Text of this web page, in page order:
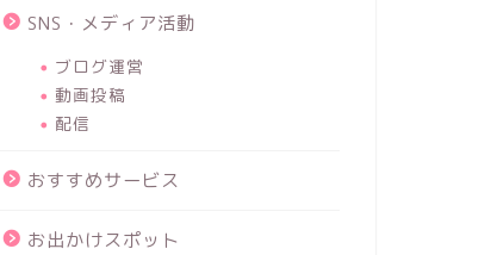
SNS・メディア活動
ブログ運営
動画投稿
配信
おすすめサービス
お出かけスポット